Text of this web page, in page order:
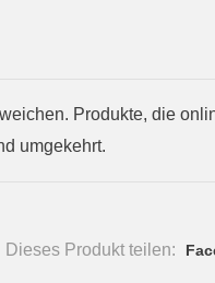
Produkte, die
umgekehrt.
Dieses Produkt teilen: